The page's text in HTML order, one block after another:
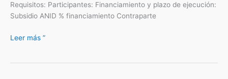
Requisitos: Participantes: Financiamiento y plazo de ejecución:
Subsidio ANID % financiamiento Contraparte
Leer más ”